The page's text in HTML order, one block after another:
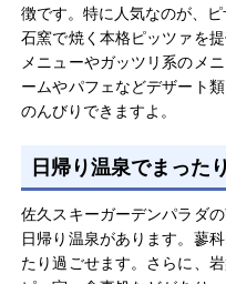
総合評価
各コースごとに傾斜が異
好きなスキー場です。標
パノラマに広がり気持よ
力的です。美しい山々や
走中に自然の美しさを感も
徴です。特に人気なのが、
石窯で焼く本格ピッツァを
メニューやガッツリ系のメ
ームやパフェなどデザート
のんびりできますよ。
日帰り温泉でまった
佐久スキーガーデンパラダ
日帰り温泉があります。蓼
たり過ごせます。さらに、